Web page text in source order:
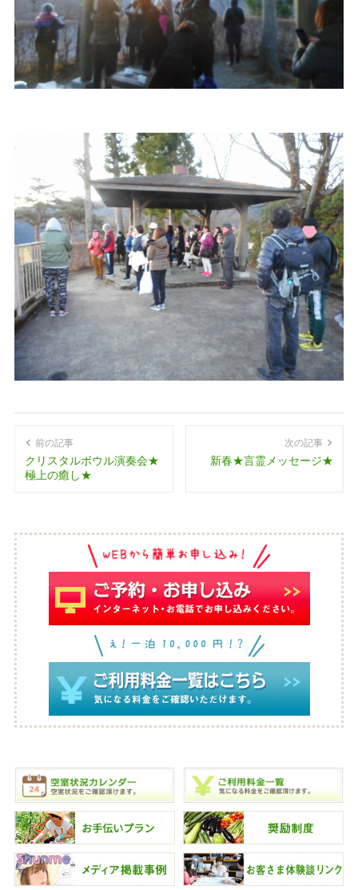
前の記事
クリスタルボウル演奏会★
極上の癒し★
次の記事
新春★言霊メッセージ★